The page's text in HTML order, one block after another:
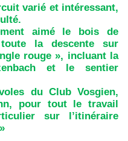
varié et intéressant,
aimé le bois de
la descente sur
rouge », incluant la
et le sentier
du Club Vosgien,
pour tout le travail
sur l’itinéraire